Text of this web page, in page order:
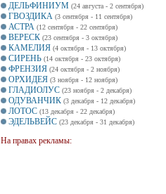
ДЕЛЬФИНИУМ (24 августа - 2 сентября)
ГВОЗДИКА (3 сентября - 11 сентября)
АСТРА (12 сентября - 22 сентября)
ВЕРЕСК (23 сентября - 3 октября)
КАМЕЛИЯ (4 октября - 13 октября)
СИРЕНЬ (14 октября - 23 октября)
ФРЕНЗИЯ (24 октября - 2 ноября)
ОРХИДЕЯ (3 ноября - 12 ноября)
ГЛАДИОЛУС (23 ноября - 2 декабря)
ОДУВАНЧИК (3 декабря - 12 декабря)
ЛОТОС (13 декабря - 22 декабря)
ЭДЕЛЬВЕЙС (23 декабря - 31 декабря)
На правах рекламы: